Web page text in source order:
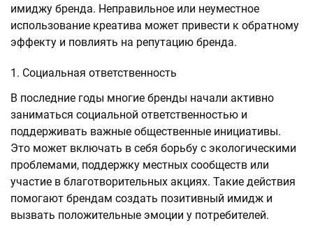
имиджу бренда. Неправильное или неуместное
использование креатива может привести к обратному
эффекту и повлиять на репутацию бренда.
Социальная ответственность
В последние годы многие бренды начали активно
заниматься социальной ответственностью и
поддерживать важные общественные инициативы.
Это может включать в себя борьбу с экологическими
проблемами, поддержку местных сообществ или
участие в благотворительных акциях. Такие действия
помогают брендам создать позитивный имидж и
вызвать положительные эмоции у потребителей.